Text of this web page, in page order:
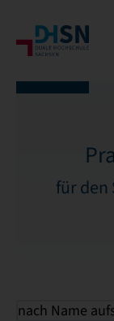
für den
nach Name